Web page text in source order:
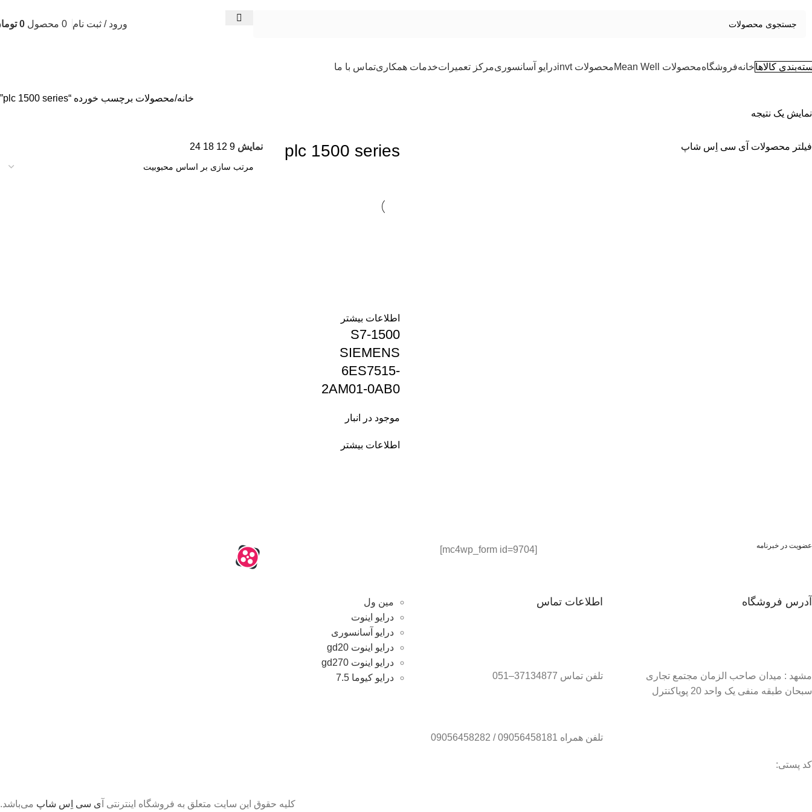
ورود / ثبت نام 0 محصول 0
کالاهاخانهفروشگاهمحصولات Mean Well محصولات invt درایو آسانسوریمرکز تعمیراتخدمات همکاریتماس با ما
خانه محصولات برچسب خورده “plc 1500 series”
نمایش یک نتیجه
فیلتر محصولات آی سی اِس شاپ plc 1500 series نمایش9
12
18
24
اطلاعات بیشتر
S7-1500
SIEMENS
6ES7515-
2AM01-0AB0
موجود در انبار
اطلاعات بیشتر
عضویت در خبرنامه [mc4wp_form id=9704]
آدرس فروشگاه
مشهد : میدان صاحب الزمان مجتمع تجاری
سبحان طبقه منفی یک واحد 20 پویاکنترل
کد پستی:
اطلاعات تماس
تلفن تماس 37134877–051
تلفن همراه 09056458181 / 09056458282
مین ول
درایو اینوت
درایو آسانسوری
درایو اینوت gd20
درایو اینوت gd270
درایو کیوما 7.5
کلیه حقوق این سایت متعلق به فروشگاه اینترنتی آ ی سی اِس شاپ می‌باشد.